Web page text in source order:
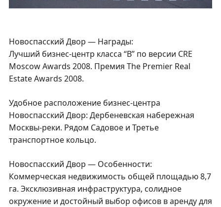
Новоспасский Двор — Награды:
Лучший бизнес-центр класса “В” по версии CRE
Moscow Awards 2008. Премия The Premier Real
Estate Awards 2008.
Удобное расположение бизнес-центра
Новоспасский Двор: Дербеневская набережная
Москвы-реки. Рядом Садовое и Третье
транспортное кольцо.
Новоспасский Двор — Особенности:
Коммерческая недвижимость общей площадью 8,7
га. Эксклюзивная инфраструктура, солидное
окружение и достойный выбор офисов в аренду для